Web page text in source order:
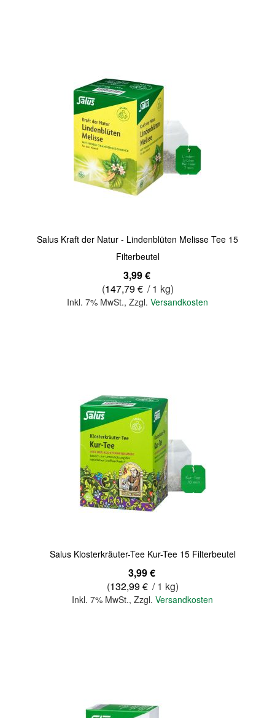
Salus Kraft der Natur - Lindenblüten Melisse Tee 15
Filterbeutel
3,99 €
(147,79 € / 1 kg)
Inkl. 7% MwSt., Zzgl. Versandkosten
Salus Klosterkräuter-Tee Kur-Tee 15 Filterbeutel
3,99 €
(132,99 € / 1 kg)
Inkl. 7% MwSt.,Zzgl.Versandkosten